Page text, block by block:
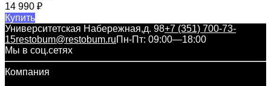
14 990 ₽
Купить
Университетская Набережная,д. 98+7 (351) 700-73-
15restobum@restobum.ruПн-Пт: 09:00—18:00
Мы в соц.сетях
Компания